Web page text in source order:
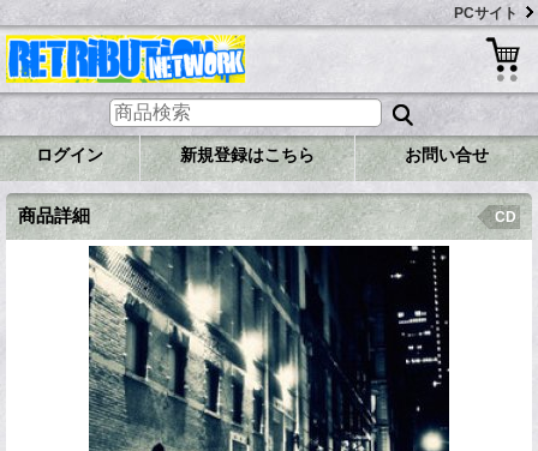
PCサイト
ログイン 新規登録はこちら お問い合せ
商品詳細 CD